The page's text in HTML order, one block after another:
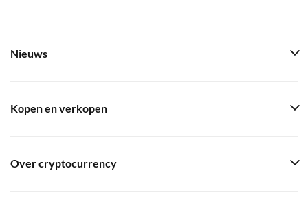
Nieuws
Kopen en verkopen
Over cryptocurrency